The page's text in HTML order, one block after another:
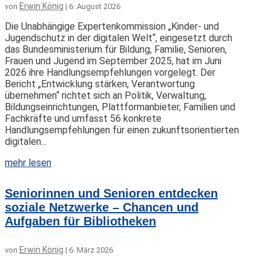
von Erwin König | 6. August 2026
Die Unabhängige Expertenkommission „Kinder- und
Jugendschutz in der digitalen Welt“, eingesetzt durch
das Bundesministerium für Bildung, Familie, Senioren,
Frauen und Jugend im September 2025, hat im Juni
2026 ihre Handlungsempfehlungen vorgelegt. Der
Bericht „Entwicklung stärken, Verantwortung
übernehmen“ richtet sich an Politik, Verwaltung,
Bildungseinrichtungen, Plattformanbieter, Familien und
Fachkräfte und umfasst 56 konkrete
Handlungsempfehlungen für einen zukunftsorientierten
digitalen...
mehr lesen
Seniorinnen und Senioren entdecken
soziale Netzwerke – Chancen und
Aufgaben für Bibliotheken
von Erwin König | 6. März 2026